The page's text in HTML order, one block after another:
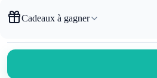
Cadeaux à gagner